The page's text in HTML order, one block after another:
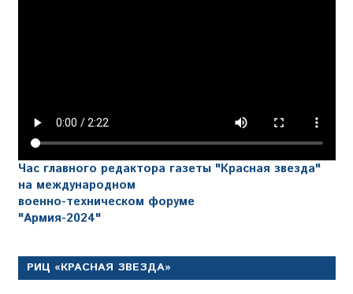
Час главного редактора газеты "Красная звезда"
на международном
военно-техническом форуме
"Армия-2024"
РИЦ «КРАСНАЯ ЗВЕЗДА»